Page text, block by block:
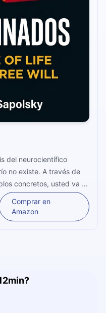
del neurocientífico
no existe. A través de
concretos, usted va a
toma es el resultado
biológicas y
esa idea puede hacerlo
Comprar en
Amazon